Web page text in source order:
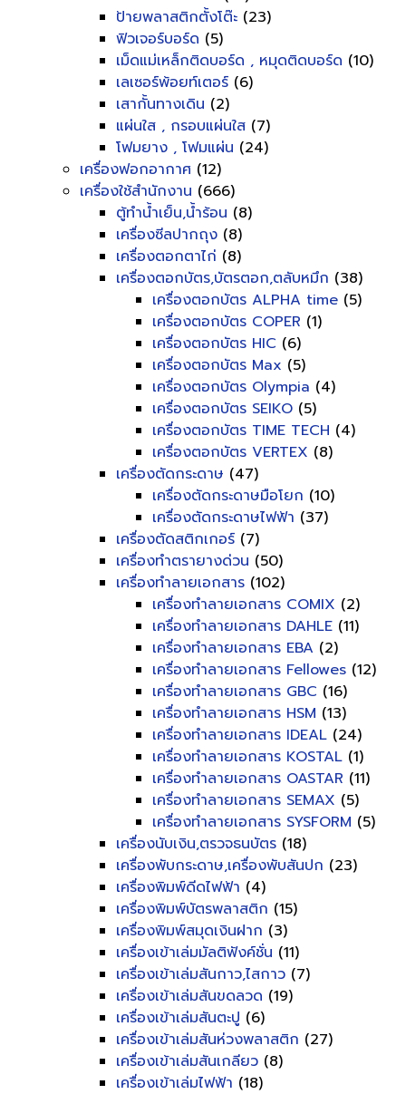
ป้ายพลาสติกตั้งโต๊ะ (23)
ฟิวเจอร์บอร์ด (5)
เม็ดแม่เหล็กติดบอร์ด , หมุดติดบอร์ด (10)
เลเซอร์พ้อยท์เตอร์ (6)
เสากั้นทางเดิน (2)
แผ่นใส , กรอบแผ่นใส (7)
โฟมยาง , โฟมแผ่น (24)
เครื่องฟอกอากาศ (12)
เครื่องใช้สำนักงาน (666)
ตู้ทำน้ำเย็น,น้ำร้อน (8)
เครื่องซีลปากถุง (8)
เครื่องตอกตาไก่ (8)
เครื่องตอกบัตร,บัตรตอก,ตลับหมึก (38)
เครื่องตอกบัตร ALPHA time (5)
เครื่องตอกบัตร COPER (1)
เครื่องตอกบัตร HIC (6)
เครื่องตอกบัตร Max (5)
เครื่องตอกบัตร Olympia (4)
เครื่องตอกบัตร SEIKO (5)
เครื่องตอกบัตร TIME TECH (4)
เครื่องตอกบัตร VERTEX (8)
เครื่องตัดกระดาษ (47)
เครื่องตัดกระดาษมือโยก (10)
เครื่องตัดกระดาษไฟฟ้า (37)
เครื่องตัดสติกเกอร์ (7)
เครื่องทำตรายางด่วน (50)
เครื่องทำลายเอกสาร (102)
เครื่องทำลายเอกสาร COMIX (2)
เครื่องทำลายเอกสาร DAHLE (11)
เครื่องทำลายเอกสาร EBA (2)
เครื่องทำลายเอกสาร Fellowes (12)
เครื่องทำลายเอกสาร GBC (16)
เครื่องทำลายเอกสาร HSM (13)
เครื่องทำลายเอกสาร IDEAL (24)
เครื่องทำลายเอกสาร KOSTAL (1)
เครื่องทำลายเอกสาร OASTAR (11)
เครื่องทำลายเอกสาร SEMAX (5)
เครื่องทำลายเอกสาร SYSFORM (5)
เครื่องนับเงิน,ตรวจธนบัตร (18)
เครื่องพับกระดาษ,เครื่องพับสันปก (23)
เครื่องพิมพ์ดีดไฟฟ้า (4)
เครื่องพิมพ์บัตรพลาสติก (15)
เครื่องพิมพ์สมุดเงินฝาก (3)
เครื่องเข้าเล่มมัลติฟังค์ชั่น (11)
เครื่องเข้าเล่มสันกาว,ไสกาว (7)
เครื่องเข้าเล่มสันขดลวด (19)
เครื่องเข้าเล่มสันตะปู (6)
เครื่องเข้าเล่มสันห่วงพลาสติก (27)
เครื่องเข้าเล่มสันเกลียว (8)
เครื่องเข้าเล่มไฟฟ้า (18)